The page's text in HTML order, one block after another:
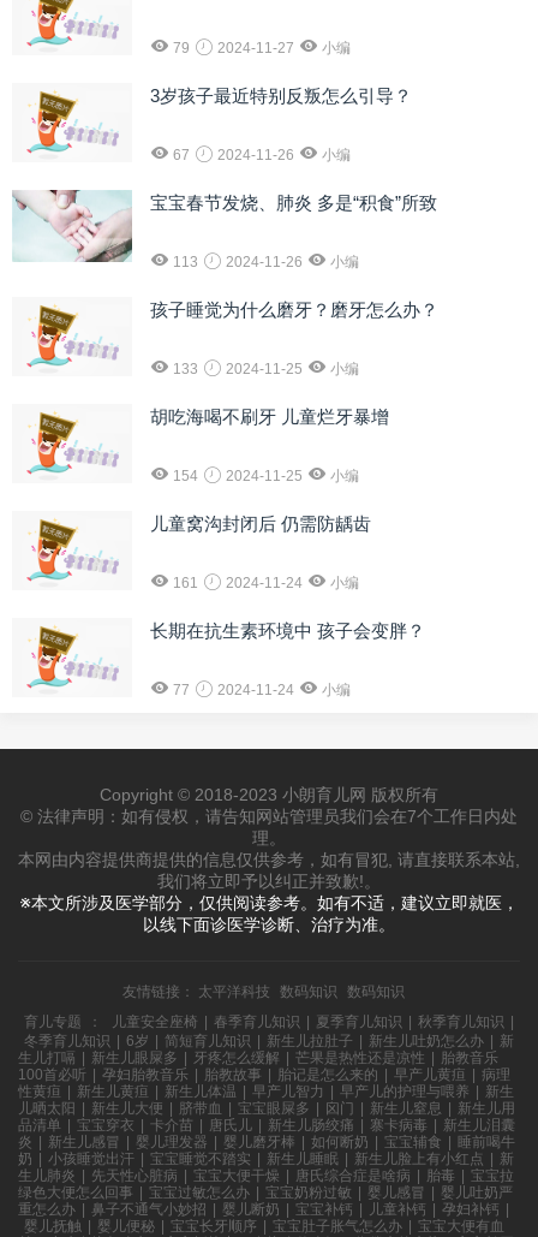
79 2024-11-27 小编
3岁孩子最近特别反叛怎么引导？
67 2024-11-26 小编
宝宝春节发烧、肺炎 多是“积食”所致
113 2024-11-26 小编
孩子睡觉为什么磨牙？磨牙怎么办？
133 2024-11-25 小编
胡吃海喝不刷牙 儿童烂牙暴增
154 2024-11-25 小编
儿童窝沟封闭后 仍需防龋齿
161 2024-11-24 小编
长期在抗生素环境中 孩子会变胖？
77 2024-11-24 小编
Copyright © 2018-2023 小朗育儿网 版权所有
© 法律声明：如有侵权，请告知网站管理员我们会在7个工作日内处
理。
本网由内容提供商提供的信息仅供参考，如有冒犯, 请直接联系本站,
我们将立即予以纠正并致歉!。
※本文所涉及医学部分，仅供阅读参考。如有不适，建议立即就医，
以线下面诊医学诊断、治疗为准。
友情链接： 太平洋科技 数码知识
数码知识
育儿专题
： 儿童安全座椅 春季育儿知识 夏季育儿知识 秋季育儿知识
冬季育儿知识
6岁 简短育儿知识 新生儿拉肚子 新生儿吐奶怎么办
新
生儿打嗝
新生儿眼屎多 牙疼怎么缓解 芒果是热性还是凉性
胎教音乐
100首必听
孕妇胎教音乐 胎教故事 胎记是怎么来的 早产儿黄疸
病理
性黄疸
新生儿黄疸 新生儿体温 早产儿智力 早产儿的护理与喂养
新生
儿晒太阳
新生儿大便 脐带血 宝宝眼屎多 囟门 新生儿窒息
新生儿用
品清单
宝宝穿衣 卡介苗 唐氏儿 新生儿肠绞痛 寨卡病毒
新生儿泪囊
炎
新生儿感冒 婴儿理发器 婴儿磨牙棒 如何断奶 宝宝辅食
睡前喝牛
奶
小孩睡觉出汗 宝宝睡觉不踏实 新生儿睡眠 新生儿脸上有小红点
新
生儿肺炎
先天性心脏病 宝宝大便干燥 唐氏综合症是啥病 胎毒
宝宝拉
绿色大便怎么回事
宝宝过敏怎么办 宝宝奶粉过敏 婴儿感冒
婴儿吐奶严
重怎么办
鼻子不通气小妙招 婴儿断奶 宝宝补钙 儿童补钙 孕妇补钙
婴儿抚触
婴儿便秘 宝宝长牙顺序 宝宝肚子胀气怎么办
宝宝大便有血